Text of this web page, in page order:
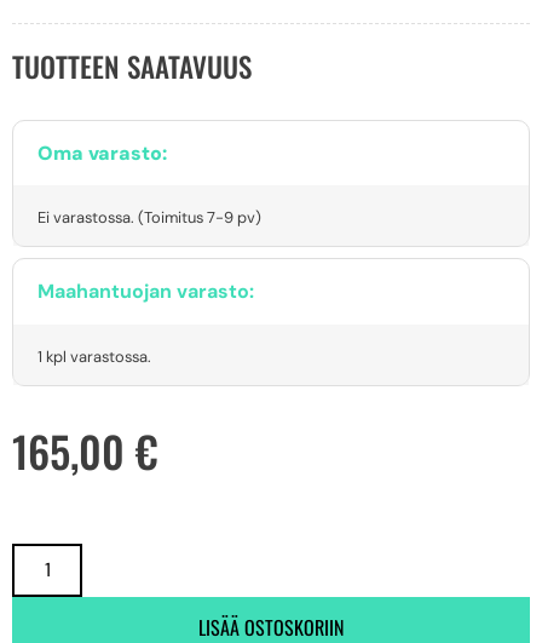
TUOTTEEN SAATAVUUS
Oma varasto:
Ei varastossa. (Toimitus 7-9 pv)
Maahantuojan varasto:
1 kpl varastossa.
165,00 €
LISÄÄ OSTOSKORIIN